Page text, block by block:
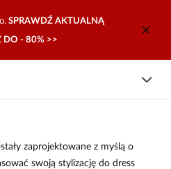
SPRAWDŹ AKTUALNĄ
DO - 80% >>
zaprojektowane z myślą o
swoją stylizację do dress